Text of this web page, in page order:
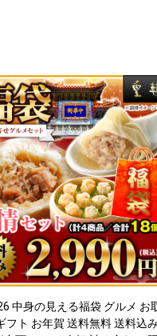
中身の見える福袋 グルメ お
フト お年賀 送料無料 送料込